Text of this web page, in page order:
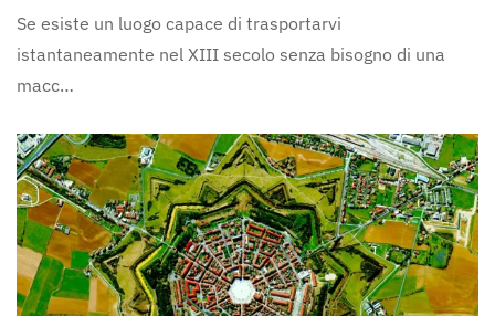
Se esiste un luogo capace di trasportarvi
istantaneamente nel XIII secolo senza bisogno di una
macc…